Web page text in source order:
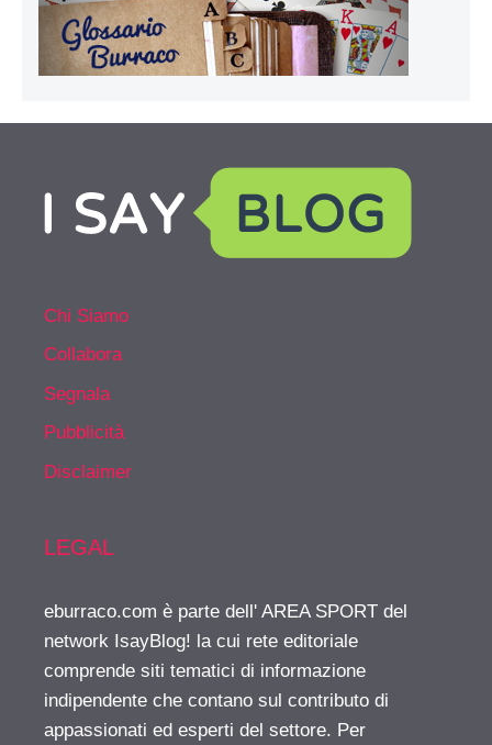
Chi Siamo
Collabora
Segnala
Pubblicità
Disclaimer
LEGAL
eburraco.com è parte dell' AREA SPORT del
network IsayBlog! la cui rete editoriale
comprende siti tematici di informazione
indipendente che contano sul contributo di
appassionati ed esperti del settore. Per